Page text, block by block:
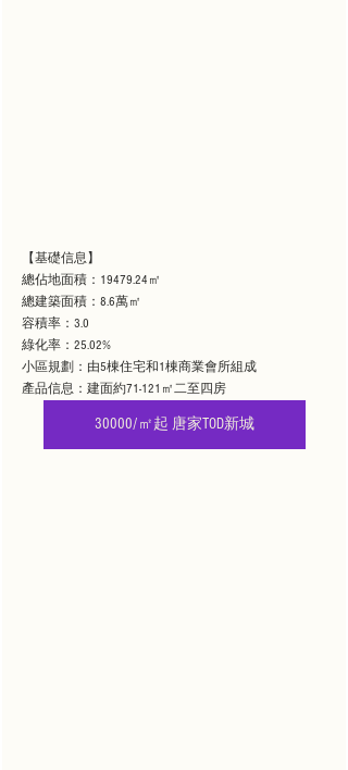
【基礎信息】
總佔地面積：19479.24㎡
總建築面積：8.6萬㎡
容積率：3.0
綠化率：25.02%
小區規劃：由5棟住宅和1棟商業會所組成
產品信息：建面約71-121㎡二至四房
30000/㎡起 唐家TOD新城